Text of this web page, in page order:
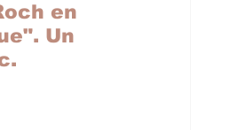
en
Un